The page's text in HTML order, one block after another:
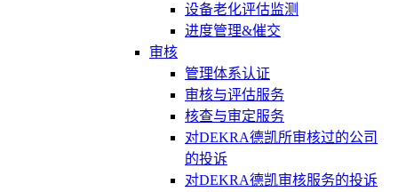
设备老化评估监测
进度管理&催交
审核
管理体系认证
审核与评估服务
核查与审定服务
对DEKRA德凯所审核过的公司
的投诉
对DEKRA德凯审核服务的投诉